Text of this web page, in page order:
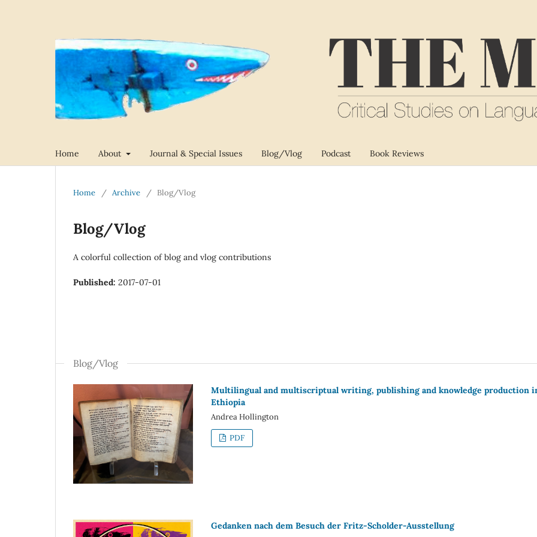
Home About Journal & Special Issues Blog/Vlog Podcast Book Reviews
Home / Archive / Blog/Vlog
Blog/Vlog
A colorful collection of blog and vlog contributions
Published: 2017-07-01
Blog/Vlog
Multilingual and multiscriptual writing, publishing and knowledge production
Ethiopia
Andrea Hollington
PDF
Gedanken nach dem Besuch der Fritz-Scholder-Ausstellung